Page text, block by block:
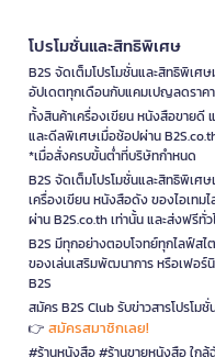
โปรโมชั่นและสิทธิพิเศษ
B2S จัดเต็มโปรโมชั่นและสิทธิพิเศ
อัปเดตทุกเดือนกับแคมเปญลดราค
ทั้งสินค้าเครื่องเขียน หนังสือขายดี
และดีลพิเศษเมื่อช้อปผ่าน
*เมื่อสั่งครบขั้นต่ำที่บริษัทกำหนด
B2S จัดเต็มโปรโมชั่นและสิทธิพิเศ
เครื่องเขียน หนังสือดัง ของไอเท
ผ่าน B2S.co.th เท่านั้น และส่งฟรี
B2S มีทุกอย่างตอบโจทย์ทุกไลฟ์สไ
ของเล่นเสริมพัฒนาการ หรือเฟอร์
B2S
สมัคร B2S Club รับข่าวสารโปรโม
👉 สมัครสมาชิกเลย!
#ร้านหนังสือ #ร้านขายหนังสือ ใกล้